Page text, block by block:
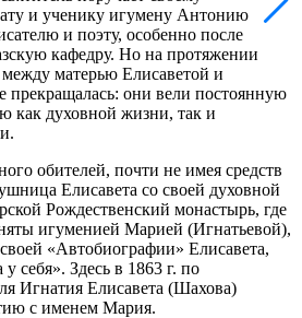
и ученику игумену Антонию
и поэту, особенно после
кафедру. Но на протяжении
матерью Елисаветой и
прекращалась: они вели постоянную
как духовной жизни, так и
обителей, почти не имея средств
Елисавета со своей духовной
Рождественский монастырь, где
игуменией Марией (Игнатьевой),
«Автобиографии» Елисавета,
себя». Здесь в 1863 г. по
Игнатия Елисавета (Шахова)
с именем Мария.